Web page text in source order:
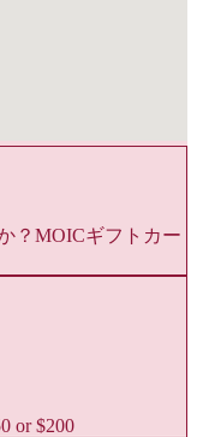
？MOICギフトカー
or $200